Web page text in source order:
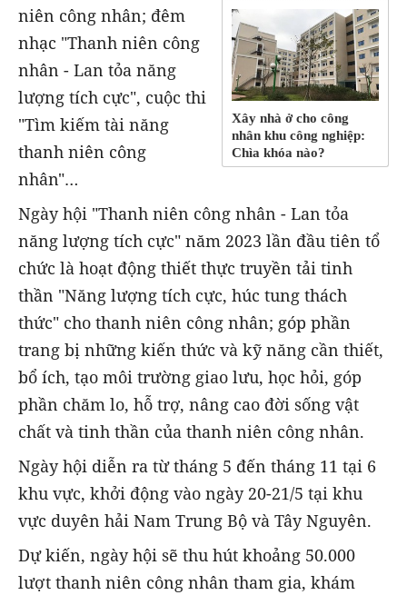
Xây nhà ở cho công
nhân khu công nghiệp:
Chìa khóa nào?
niên công nhân; đêm
nhạc "Thanh niên công
nhân - Lan tỏa năng
lượng tích cực", cuộc thi
"Tìm kiếm tài năng
thanh niên công
nhân"…
Ngày hội "Thanh niên công nhân - Lan tỏa
năng lượng tích cực" năm 2023 lần đầu tiên tổ
chức là hoạt động thiết thực truyền tải tinh
thần "Năng lượng tích cực, húc tung thách
thức" cho thanh niên công nhân; góp phần
trang bị những kiến thức và kỹ năng cần thiết,
bổ ích, tạo môi trường giao lưu, học hỏi, góp
phần chăm lo, hỗ trợ, nâng cao đời sống vật
chất và tinh thần của thanh niên công nhân.
Ngày hội diễn ra từ tháng 5 đến tháng 11 tại 6
khu vực, khởi động vào ngày 20-21/5 tại khu
vực duyên hải Nam Trung Bộ và Tây Nguyên.
Dự kiến, ngày hội sẽ thu hút khoảng 50.000
lượt thanh niên công nhân tham gia, khám